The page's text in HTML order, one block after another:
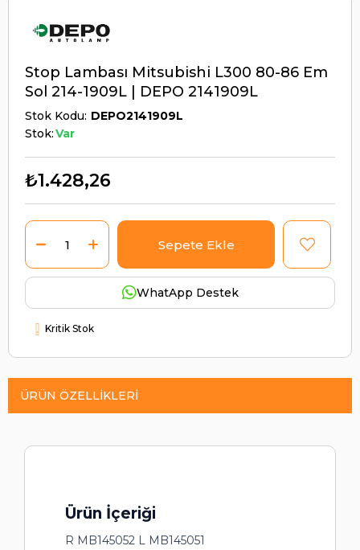
Stop Lambası Mitsubishi L300 80-86 Em
Sol 214-1909L | DEPO 2141909L
Stok Kodu DEPO2141909L
Stok:Var
₺1.428,26
WhatApp Destek
Kritik Stok
ÜRÜN ÖZELLIKLERI
Ürün İçeriği
R MB145052 L MB145051